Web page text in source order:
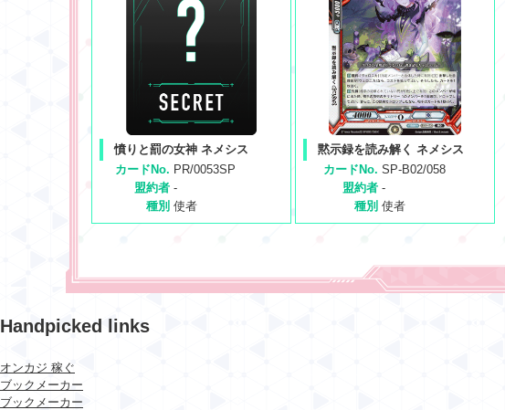
憤りと罰の女神 ネメシス
カードNo. PR/0053SP
盟約者 -
種別 使者
黙示録を読み解く ネメシス
カードNo. SP-B02/058
盟約者 -
種別 使者
Handpicked links
オンカジ 稼ぐ
ブックメーカー
ブックメーカー